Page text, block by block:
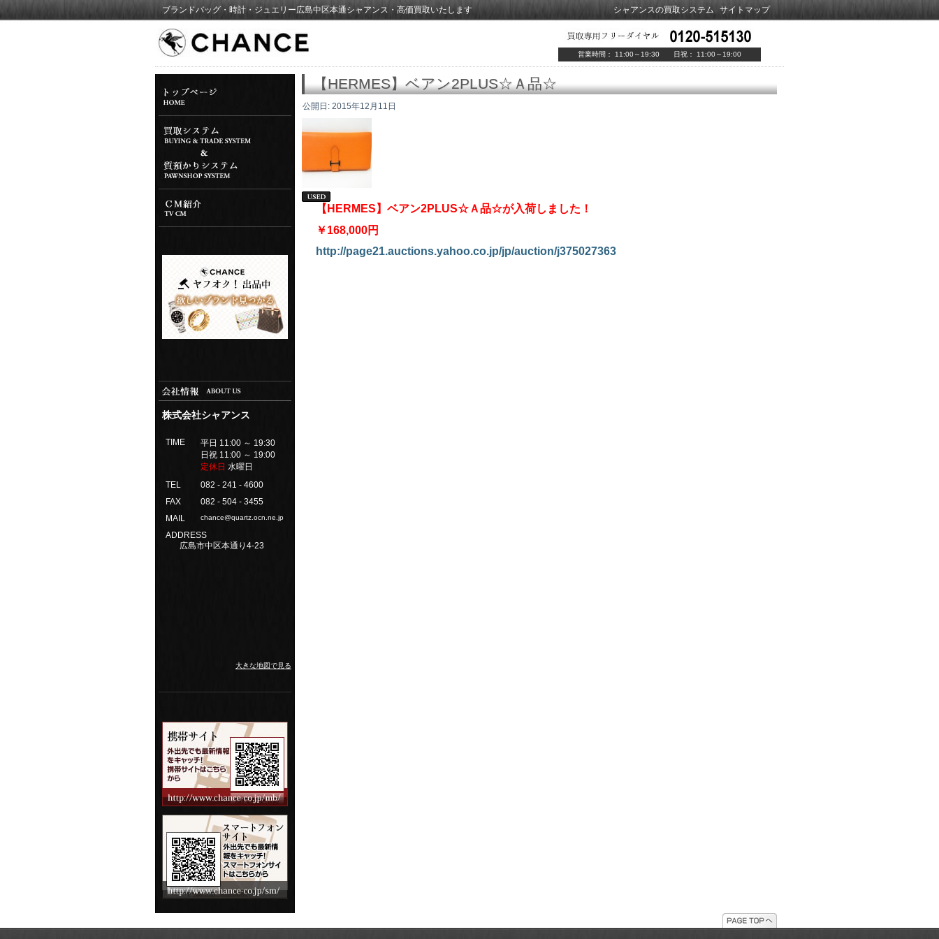
シャアンスの買取システム サイトマップ
ブランドバッグ・時計・ジュエリー広島中区本通シャアンス・高価買取いたします
営業時間： 11:00～19:30 日祝： 11:00～19:00
株式会社シャアンス
TIME
平日 11:00 ～ 19:30
日祝 11:00 ～ 19:00
定休日 水曜日
TEL
082 - 241 - 4600
FAX
082 - 504 - 3455
MAIL
chance@quartz.ocn.ne.jp
ADDRESS
広島市中区本通り4-23
大きな地図で見る
【HERMES】ベアン2PLUS☆Ａ品☆
公開日: 2015年12月11日
【HERMES】ベアン2PLUS☆Ａ品☆が入荷しました！
￥168,000円
http://page21.auctions.yahoo.co.jp/jp/auction/j375027363